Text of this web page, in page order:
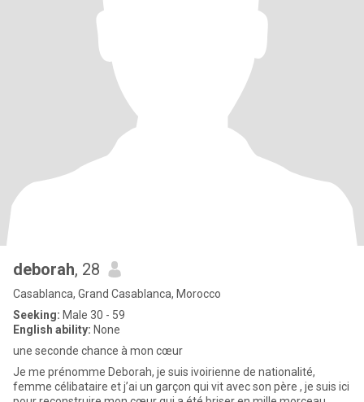
deborah, 28
Casablanca, Grand Casablanca, Morocco
Seeking: Male 30 - 59
English ability: None
une seconde chance à mon cœur
Je me prénomme Deborah, je suis ivoirienne de nationalité,
femme célibataire et j’ai un garçon qui vit avec son père , je suis ici